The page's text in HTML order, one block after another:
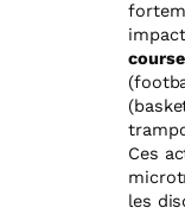
Ces
les